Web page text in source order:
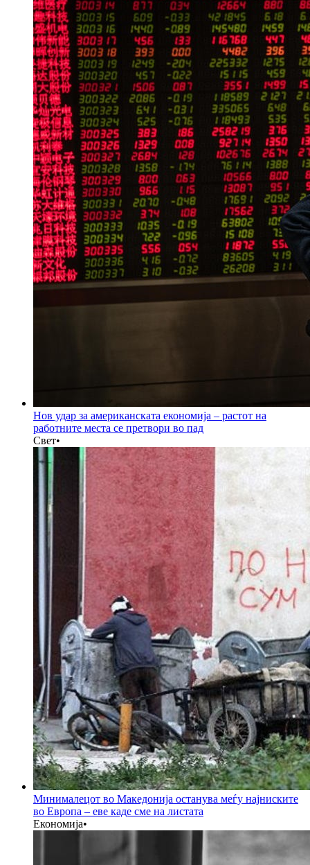
Нов удар за американската економија – растот на
работните места се претвори во пад
Свет•
Минималецот во Македонија останува меѓу најниските
во Европа – еве каде сме на листата
Економија•